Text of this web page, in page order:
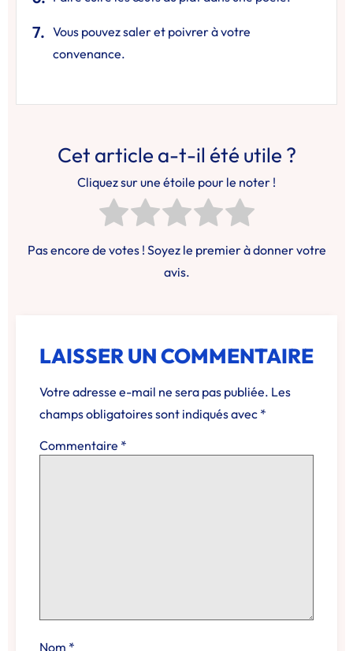
Vous pouvez saler et poivrer à votre
convenance.
Cet article a-t-il été utile ?
Cliquez sur une étoile pour le noter !
Pas encore de votes ! Soyez le premier à donner votre
avis.
LAISSER UN COMMENTAIRE
Votre adresse e-mail ne sera pas publiée. Les
champs obligatoires sont indiqués avec *
Commentaire *
Nom *